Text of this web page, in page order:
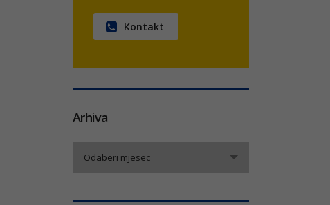
Kontakt
Arhiva
Odaberi mjesec